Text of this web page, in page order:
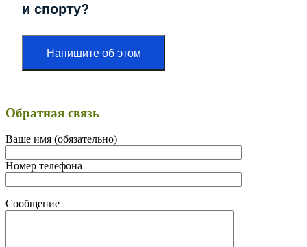
и спорту?
Напишите об этом
Обратная связь
Ваше имя (обязательно)
Номер телефона
Сообщение